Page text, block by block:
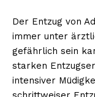
Der Entzug von
immer unter
gefährlich sein
starken
intensiver